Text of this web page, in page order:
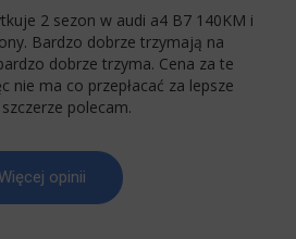
2 sezon w audi a4 B7 140KM i
Bardzo dobrze trzymają na
dobrze trzyma. Cena za te
nie ma co przepłacać za lepsze
polecam.
Więcej opinii